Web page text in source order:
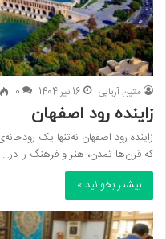
متین آریایی 16 تیر 1404 0
زاینده رود اصفهان
زاینده رود اصفهان نه‌تنها یک
که قرن‌ها تمدن، هنر و فرهنگ را در…
بیشتر بخوانید »